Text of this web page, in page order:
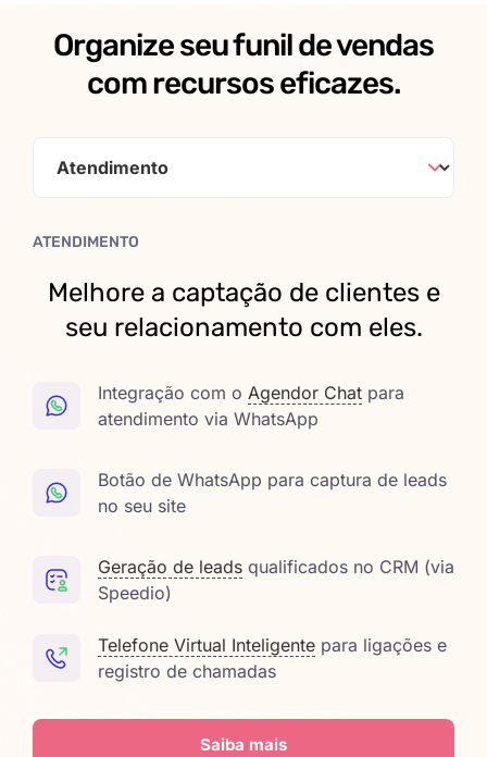
Organize seu funil de vendas
com recursos eficazes.
ATENDIMENTO
Melhore a captação de clientes e
seu relacionamento com eles.
Integração com o Agendor Chat para
atendimento via WhatsApp
Botão de WhatsApp para captura de leads
no seu site
Geração de leads qualificados no CRM (via
Speedio)
Telefone Virtual Inteligente para ligações e
registro de chamadas
Saiba mais